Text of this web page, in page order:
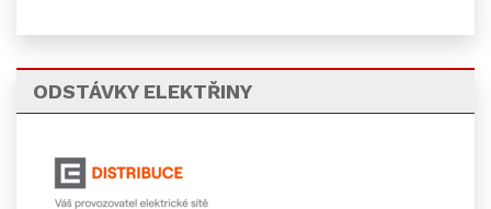
ODSTÁVKY ELEKTŘINY